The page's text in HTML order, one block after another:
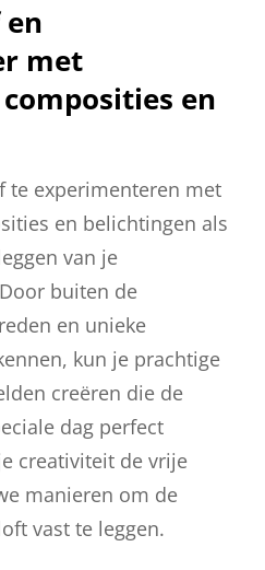
met
en
te experimenteren met
en belichtingen als
van je
buiten de
en unieke
kun je prachtige
creëren die de
dag perfect
creativiteit de vrije
manieren om de
vast te leggen.